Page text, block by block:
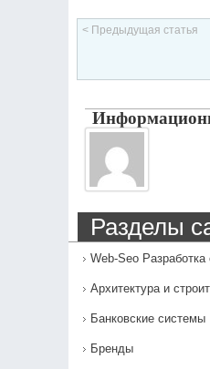
< Предыдущая статья
Разделы
Web-Seo Разработка
Архитектура и
Банковские системы
Бренды